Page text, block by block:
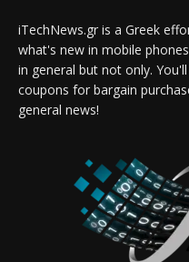
iTechNews.gr is a Greek
what's new in mobile
in general but not only.
coupons for bargain
general news!